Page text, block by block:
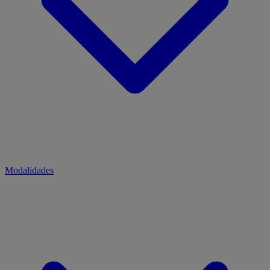
Modalidades